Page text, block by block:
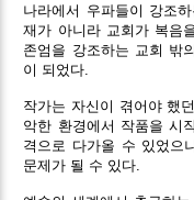
나라에서 우파들이 강조
재가 아니라 교회가 복음
존엄을 강조하는 교회 밖
이 되었다.
작가는 자신이 겪어야 했
악한 환경에서 작품을 시
격으로 다가올 수 있었으
문제가 될 수 있다.